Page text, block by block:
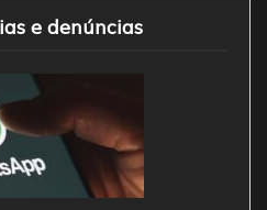
e denúncias